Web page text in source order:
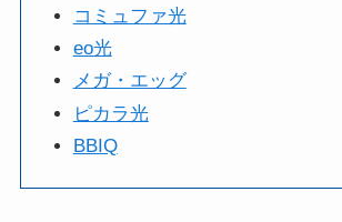
コミュファ光
eo光
メガ・エッグ
ピカラ光
BBIQ